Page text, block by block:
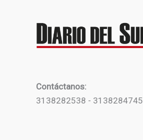
Contáctanos:
3138282538 - 3138284745